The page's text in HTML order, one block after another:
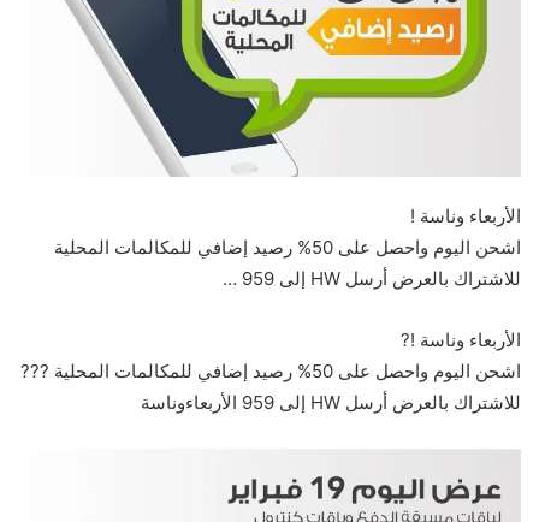
الأربعاء وناسة ! ‏
اشحن اليوم واحصل على 50% رصيد إضافي للمكالمات المحلية
للاشتراك بالعرض أرسل HW إلى 959 ‏⁧‫…
الأربعاء وناسة !? ‏
اشحن اليوم واحصل على 50% رصيد إضافي للمكالمات المحلية ???
للاشتراك بالعرض أرسل HW إلى 959 ‏⁧‫الأربعاءوناسة‬